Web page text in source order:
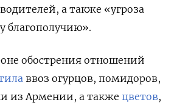
а также «угроза
благополучию».
обострения отношений
ввоз огурцов, помидоров,
из Армении, а также цветов,